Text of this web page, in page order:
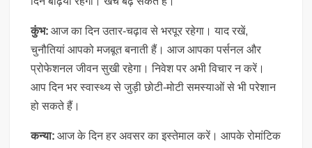
कुंभ:आज का दिन उतार-चढ़ाव से भरपूर रहेगा। याद रखें,
चुनौतियां आपको मजबूत बनाती हैं। आज आपका पर्सनल और
प्रोफेशनल जीवन सुखी रहेगा। निवेश पर अभी विचार न करें।
आप दिन भर स्वास्थ्य से जुड़ी छोटी-मोटी समस्याओं से भी परेशान
हो सकते हैं।
कन्या: आज के दिन हर अवसर का इस्तेमाल करें। आपके रोमांटिक